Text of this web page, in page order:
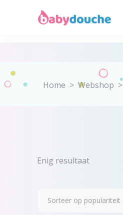
Home > Webshop >
Enig resultaat
Sorteer op populariteit